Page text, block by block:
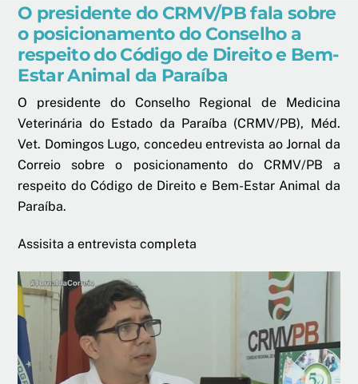
O presidente do CRMV/PB fala sobre
o posicionamento do Conselho a
respeito do Código de Direito e Bem-
Estar Animal da Paraíba
O presidente do Conselho Regional de Medicina
Veterinária do Estado da Paraíba (CRMV/PB), Méd.
Vet. Domingos Lugo, concedeu entrevista ao Jornal da
Correio sobre o posicionamento do CRMV/PB a
respeito do Código de Direito e Bem-Estar Animal da
Paraíba.
Assisita a entrevista completa